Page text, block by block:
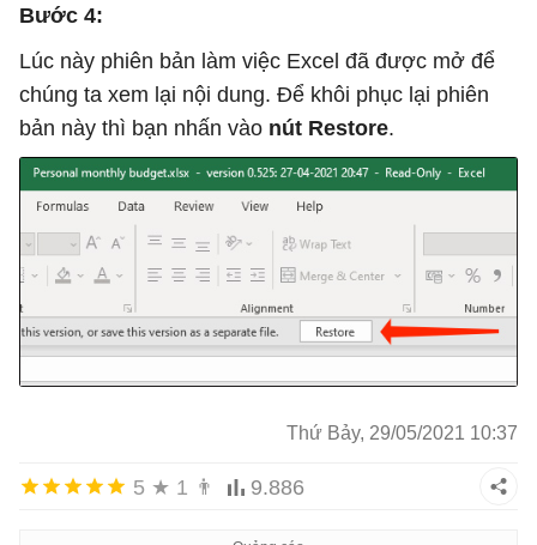
Bước 4:
Lúc này phiên bản làm việc Excel đã được mở để
chúng ta xem lại nội dung. Để khôi phục lại phiên
bản này thì bạn nhấn vào nút Restore.
Thứ Bảy, 29/05/2021 10:37
5 ★ 1 👨 9.886